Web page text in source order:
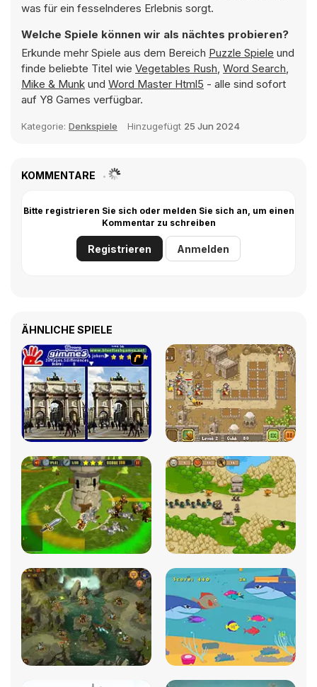
was für ein fesselnderes Erlebnis sorgt.
Welche Spiele können wir als nächtes probieren?
Erkunde mehr Spiele aus dem Bereich Puzzle Spiele und
finde beliebte Titel wie Vegetables Rush, Word Search,
Mike & Munk und Word Master Html5 - alle sind sofort
auf Y8 Games verfügbar.
Kategorie: Denkspiele Hinzugefügt 25 Jun 2024
KOMMENTARE
Bitte registrieren Sie sich oder melden Sie sich an, um einen
Kommentar zu schreiben
Registrieren Anmelden
ÄHNLICHE SPIELE